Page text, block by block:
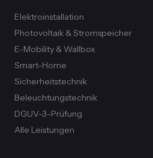
Elektroinstallation
Photovoltaik & Stromspeicher
E-Mobility & Wallbox
Smart-Home
Sicherheitstechnik
Beleuchtungstechnik
DGUV-3-Prüfung
Alle Leistungen